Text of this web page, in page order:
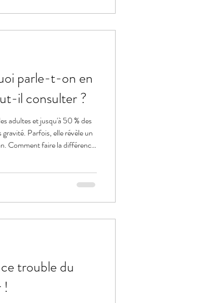
parle-t-on en
il consulter ?
adultes et jusqu'à 50 % des
Parfois, elle révèle un
Comment faire la différence
trouble du
!